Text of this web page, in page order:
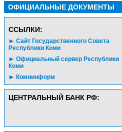
ОФИЦИАЛЬНЫЕ ДОКУМЕНТЫ
CСЫЛКИ:
Сайт Государственного Совета
Республики Коми
Официальный сервер Республики
Коми
Комиинформ
ЦЕНТРАЛЬНЫЙ БАНК РФ: